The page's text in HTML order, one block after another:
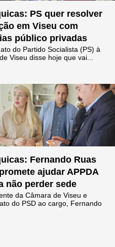
PS quer resolver
em Viseu com
público privadas
do Partido Socialista (PS) à
Viseu disse hoje que vai...
Fernando Ruas
ajudar APPDA
não perder sede
da Câmara de Viseu e
do PSD ao cargo, Fernando